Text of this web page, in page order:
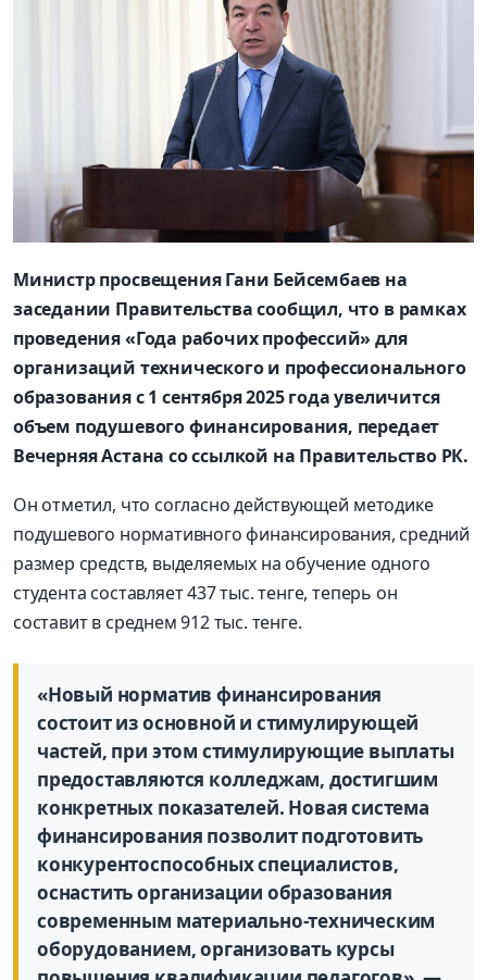
Министр просвещения Гани Бейсембаев на
заседании Правительства сообщил, что в рамках
проведения «Года рабочих профессий» для
организаций технического и профессионального
образования с 1 сентября 2025 года увеличится
объем подушевого финансирования, передает
Вечерняя Астана со ссылкой на Правительство РК.
Он отметил, что согласно действующей методике
подушевого нормативного финансирования, средний
размер средств, выделяемых на обучение одного
студента составляет 437 тыс. тенге, теперь он
составит в среднем 912 тыс. тенге.
«Новый норматив финансирования
состоит из основной и стимулирующей
частей, при этом стимулирующие выплаты
предоставляются колледжам, достигшим
конкретных показателей. Новая система
финансирования позволит подготовить
конкурентоспособных специалистов,
оснастить организации образования
современным материально-техническим
оборудованием, организовать курсы